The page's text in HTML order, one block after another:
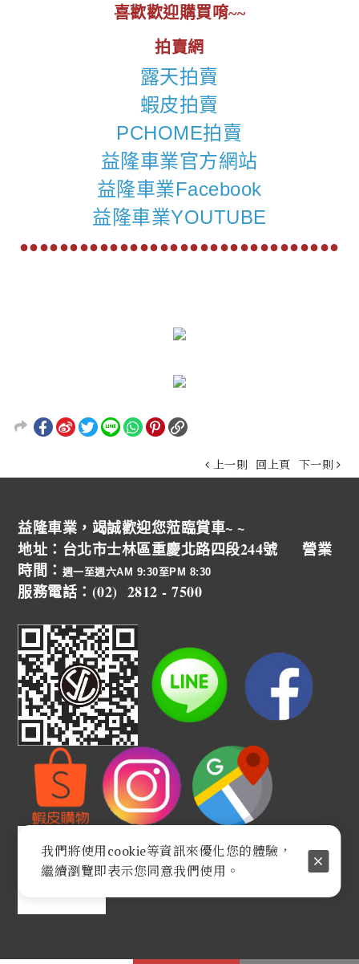
喜歡歡迎購買唷~~
拍賣網
露天拍賣
蝦皮拍賣
PCHOME拍賣
益隆車業官方網站
益隆車業Facebook
益隆車業YOUTUBE
●●●●●●●●●●●●●●●●●●●●●●●●●●●●●●●●
上一則 回上頁 下一則
益隆車業，竭誠歡迎您蒞臨賞車~ ~
地址：台北市士林區重慶北路四段244號 營業
時間： 週一至週六AM 9:30至PM 8:30
服務電話：(02) 2812 - 7500
我們將使用cookie等資訊來優化您的體驗，
繼續瀏覽即表示您同意我們使用。